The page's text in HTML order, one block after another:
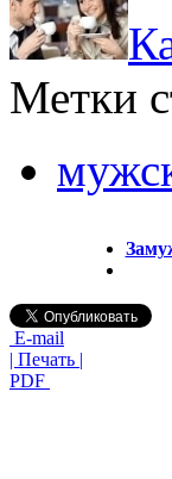
Метки
E-mail
| Печать |
PDF